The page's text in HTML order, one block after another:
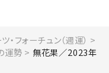
フォーチュン（週運）
運勢
無花果／2023年